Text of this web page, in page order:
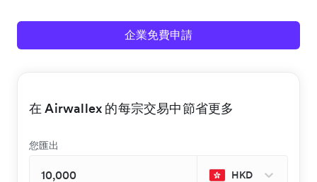
企業免費申請
在 Airwallex 的每宗交易中節省更多
您匯出
HKD